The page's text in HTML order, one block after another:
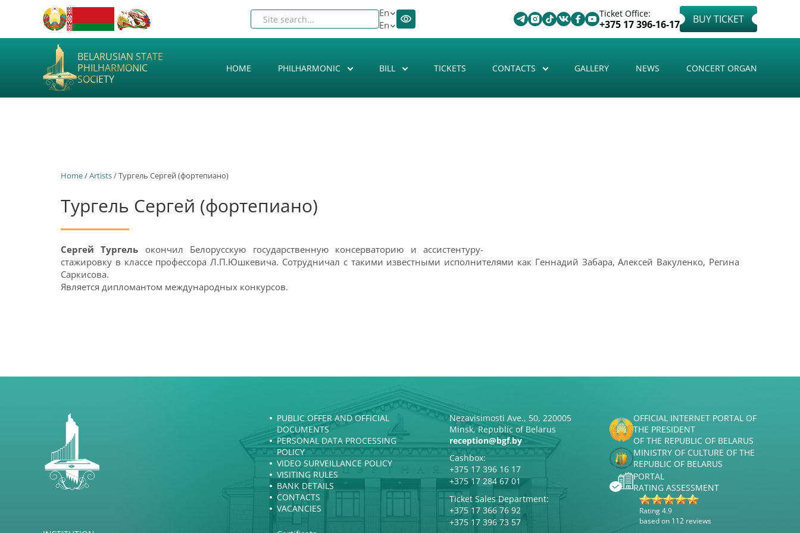
Ticket Office:
+375 17 396-16-17 BUY TICKET
En
En
BELARUSIAN STATE
PHILHARMONIC
SOCIETY
HOME PHILHARMONIC BILL TICKETS CONTACTS GALLERY NEWS CONCERT ORGAN
Home/Artists/ Тургель Сергей (фортепиано)
Тургель Сергей (фортепиано)
Сергей Тургель окончил Белорусскую государственную консерваторию и ассистентуру-
стажировку в классе профессора Л.П.Юшкевича. Сотрудничал с такими известными исполнителями как Геннадий Забара, Алексей Вакуленко, Регина
Саркисова.
Является дипломантом международных конкурсов.
PUBLIC OFFER AND OFFICIAL
DOCUMENTS
PERSONAL DATA PROCESSING
POLICY
VIDEO SURVEILLANCE POLICY
VISITING RULES
BANK DETAILS
CONTACTS
VACANCIES
Nezavisimosti Ave., 50, 220005
Minsk, Republic of Belarus
reception@bgf.by
Cashbox:
+375 17 396 16 17
+375 17 284 67 01
Ticket Sales Department:
+375 17 366 76 92
+375 17 396 73 57
OFFICIAL INTERNET PORTAL OF
THE PRESIDENT
OF THE REPUBLIC OF BELARUS
MINISTRY OF CULTURE OF THE
REPUBLIC OF BELARUS
PORTAL
RATING ASSESSMENT
Rating 4.9
based on 112 reviews